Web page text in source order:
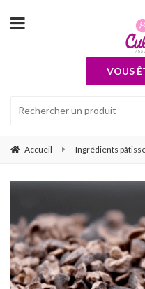
VOUS
Accueil Ingrédients